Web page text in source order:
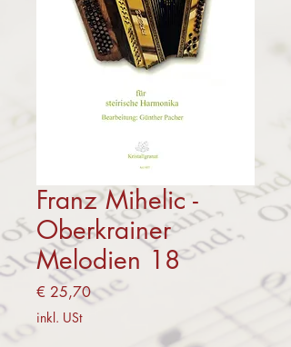
Franz Mihelic -
Oberkrainer
Melodien 18
€ 25,70Preis
inkl. USt